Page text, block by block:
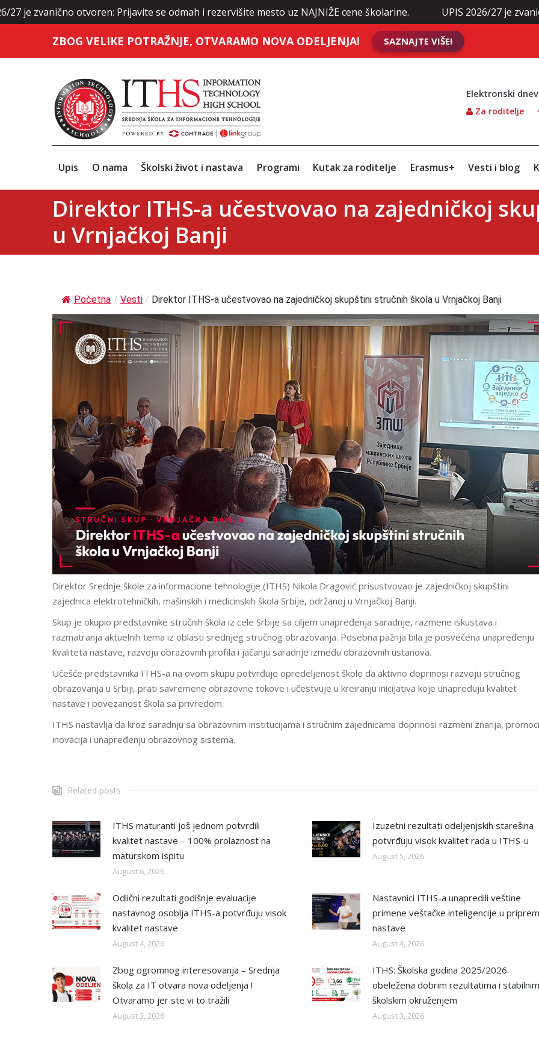
otvoren: Prijavite se odmah i rezervišite mesto uz NAJNIŽE cene školarine. UPIS 2026/27 je zvanično
ZBOG VELIKE POTRAŽNJE, OTVARAMO NOVA ODELJENJA! SAZNAJTE VIŠE!
Elektronski
Za roditelje
Upis O nama Školski život i nastava Programi Kutak za roditelje Erasmus+ Vesti i blog
Direktor ITHS-a učestvovao na zajedničkoj
u Vrnjačkoj Banji
Početna / Vesti / Direktor ITHS-a učestvovao na zajedničkoj skupštini stručnih škola u Vrnjačkoj Banji
Direktor Srednje škole za informacione tehnologije (ITHS) Nikola Dragović prisustvovao je zajedničkoj skupštini
zajednica elektrotehničkih, mašinskih i medicinskih škola Srbije, održanoj u Vrnjačkoj Banji.
Skup je okupio predstavnike stručnih škola iz cele Srbije sa ciljem unapređenja saradnje, razmene iskustava i
razmatranja aktuelnih tema iz oblasti srednjeg stručnog obrazovanja. Posebna pažnja bila je posvećena unapređenju
kvaliteta nastave, razvoju obrazovnih profila i jačanju saradnje između obrazovnih ustanova.
Učešće predstavnika ITHS-a na ovom skupu potvrđuje opredeljenost škole da aktivno doprinosi razvoju stručnog
obrazovanja u Srbiji, prati savremene obrazovne tokove i učestvuje u kreiranju inicijativa koje unapređuju kvalitet
nastave i povezanost škola sa privredom.
ITHS nastavlja da kroz saradnju sa obrazovnim institucijama i stručnim zajednicama doprinosi razmeni znanja,
inovacija i unapređenju obrazovnog sistema.
Related posts
ITHS maturanti još jednom potvrdili
kvalitet nastave – 100% prolaznost na
maturskom ispitu
August 6, 2026
Izuzetni rezultati odeljenjskih starešina
potvrđuju visok kvalitet rada u ITHS-u
August 5, 2026
Odlični rezultati godišnje evaluacije
nastavnog osoblja ITHS-a potvrđuju visok
kvalitet nastave
August 4, 2026
Nastavnici ITHS-a unapredili veštine
primene veštačke inteligencije u
nastave
August 4, 2026
Zbog ogromnog interesovanja – Srednja
škola za IT otvara nova odeljenja !
Otvaramo jer ste vi to tražili
August 3, 2026
ITHS: Školska godina 2025/2026.
obeležena dobrim rezultatima i stabilnim
školskim okruženjem
August 3, 2026